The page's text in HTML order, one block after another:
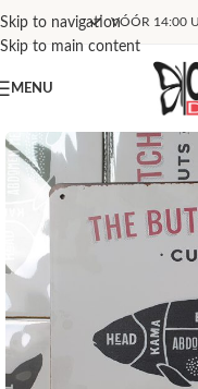
Skip to navigation
Skip to main content
VÓÓR 14:00
MENU